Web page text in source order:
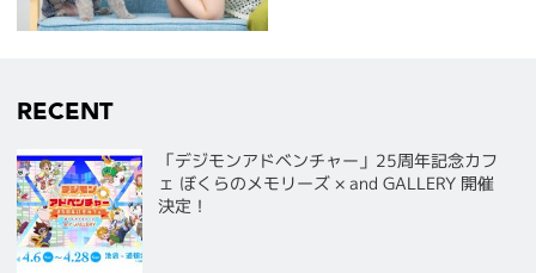
RECENT
「デジモンアドベンチャー」25周年記念カフ
ェ ぼくらのメモリーズ × and GALLERY 開催
決定！